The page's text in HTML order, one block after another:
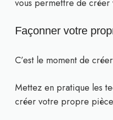
vous permettre de
Façonner votre
C’est le moment de
Mettez en pratique les
créer votre propre